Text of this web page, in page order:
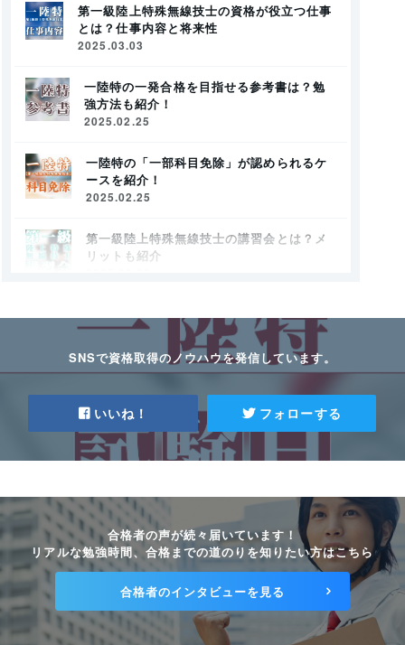
第一級陸上特殊無線技士の資格が役立つ仕事
とは？仕事内容と将来性
2025.03.03
一陸特の一発合格を目指せる参考書は？勉
強方法も紹介！
2025.02.25
一陸特の「一部科目免除」が認められるケ
ースを紹介！
2025.02.25
第一級陸上特殊無線技士の講習会とは？メ
リットも紹介
第1級を目指そう！
まとめ
2025.02.21
一陸特と一陸技は「操作可能な範囲」が違
2020.02.25
一陸特の合格率はどれくらい？資格を取得す
るための勉強法とは
2020.01.01
SNSで資格取得のノウハウを発信しています。
いいね！ フォローする
合格者の声が続々届いています！
リアルな勉強時間、合格までの道のりを知りたい方はこちら
合格者のインタビューを見る